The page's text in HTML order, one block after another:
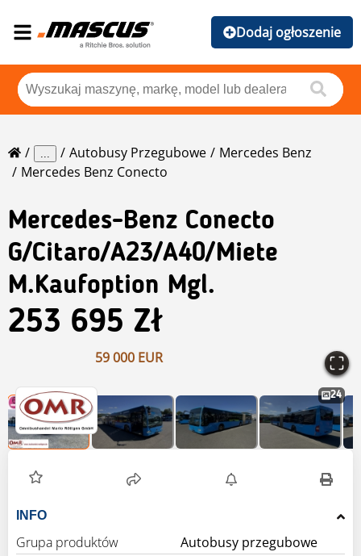
Dodaj ogłoszenie
... Autobusy Przegubowe
Mercedes Benz
Mercedes Benz Conecto
Mercedes-Benz Conecto
G/Citaro/A23/A40/Miete
M.Kaufoption Mgl.
253 695 Zł
59 000 EUR
24
INFO
Grupa produktów
Autobusy przegubowe